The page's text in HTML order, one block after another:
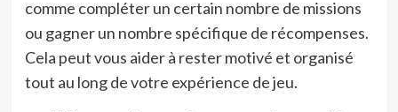
comme compléter un certain nombre de missions
ou gagner un nombre spécifique de récompenses.
Cela peut vous aider à rester motivé et organisé
tout au long de votre expérience de jeu.